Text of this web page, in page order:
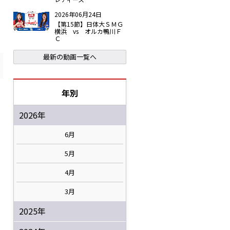
2026年06月24日
【第15節】日体大ＳＭＧ
横浜 vs オルカ鴨川Ｆ
Ｃ
最新の動画一覧へ
年別
2026年
6月
5月
4月
3月
2025年